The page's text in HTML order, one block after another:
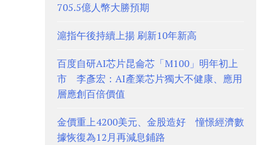
705.5億人幣大勝預期
滬指午後持續上揚 刷新10年新高
百度自研AI芯片昆侖芯「M100」明年初上
市 李彥宏：AI產業芯片獨大不健康、應用
層應創百倍價值
金價重上4200美元、金股造好 憧憬經濟數
據恢復為12月再減息鋪路